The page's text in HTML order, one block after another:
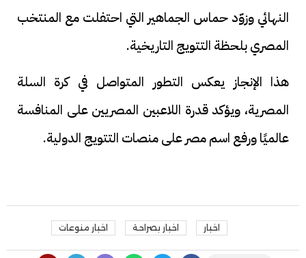
النهائي وزوّد حماس الجماهير التي احتفلت مع المنتخب
المصري بلحظة التتويج التاريخية.
هذا الإنجاز يعكس التطور المتواصل في كرة السلة
المصرية، ويؤكد قدرة اللاعبين المصريين على المنافسة
عالميًا ورفع اسم مصر على منصات التتويج الدولية.
اخبار اخبار بصراحة اخبار منوعات